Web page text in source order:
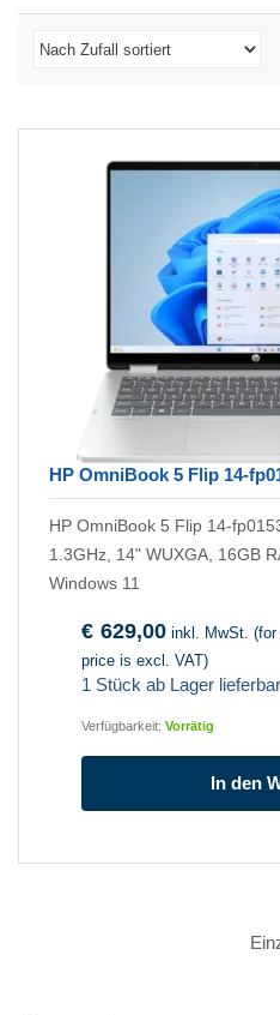
HP OmniBook 5 Flip 14-
HP OmniBook 5 Flip 14-
1.3GHz, 14" WUXGA, 16GB
Windows 11
€ 629,00 inkl. MwSt.
price is excl. VAT)
1 Stück ab Lager lieferbar
Verfügbarkeit: Vorrätig
In den